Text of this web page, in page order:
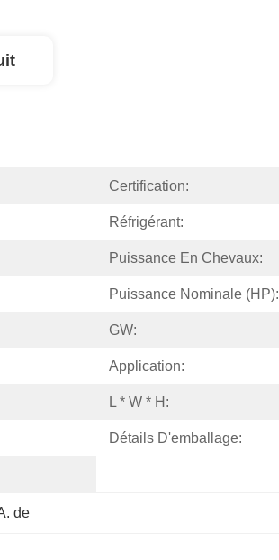
Certification:
Réfrigérant:
Puissance En Chevaux:
Puissance Nominale (HP):
GW:
Application:
L * W * H:
Détails D'emballage:
de